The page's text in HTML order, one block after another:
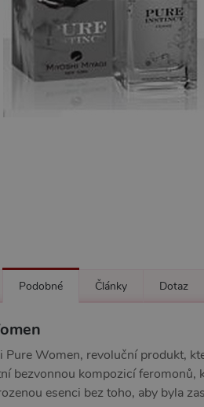
Podobné Články Dotaz
Pure Women, revoluční produkt,
bezvonnou kompozicí feromonů,
esenci bez toho, aby byla